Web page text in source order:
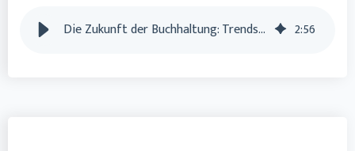
Die Zukunft der Buchhaltung: Trends und Entwicklungen 2:56